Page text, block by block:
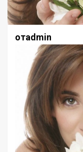
отadmin